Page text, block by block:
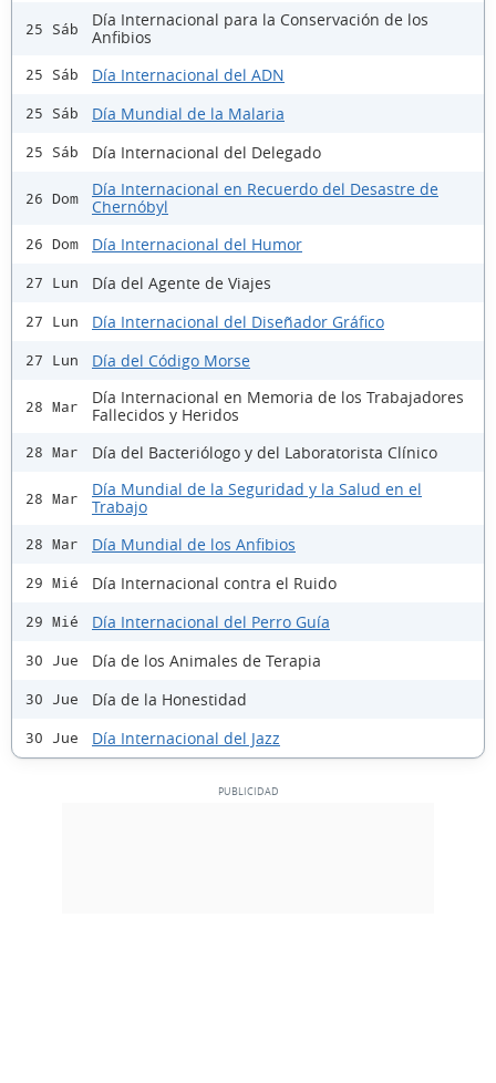
25 Sáb
Día Internacional para la Conservación de los
Anfibios
25 Sáb Día Internacional del ADN
25 Sáb Día Mundial de la Malaria
25 Sáb Día Internacional del Delegado
26 Dom
Día Internacional en Recuerdo del Desastre de
Chernóbyl
26 Dom Día Internacional del Humor
27 Lun Día del Agente de Viajes
27 Lun Día Internacional del Diseñador Gráfico
27 Lun Día del Código Morse
28 Mar
Día Internacional en Memoria de los Trabajadores
Fallecidos y Heridos
28 Mar Día del Bacteriólogo y del Laboratorista Clínico
28 Mar
Día Mundial de la Seguridad y la Salud en el
Trabajo
28 Mar Día Mundial de los Anfibios
29 Mié Día Internacional contra el Ruido
29 Mié Día Internacional del Perro Guía
30 Jue Día de los Animales de Terapia
30 Jue Día de la Honestidad
30 Jue Día Internacional del Jazz